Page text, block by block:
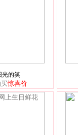
光的笑
惊喜价